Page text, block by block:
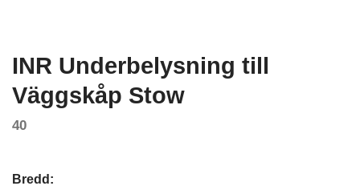
INR Underbelysning till
Väggskåp Stow
40
Bredd: